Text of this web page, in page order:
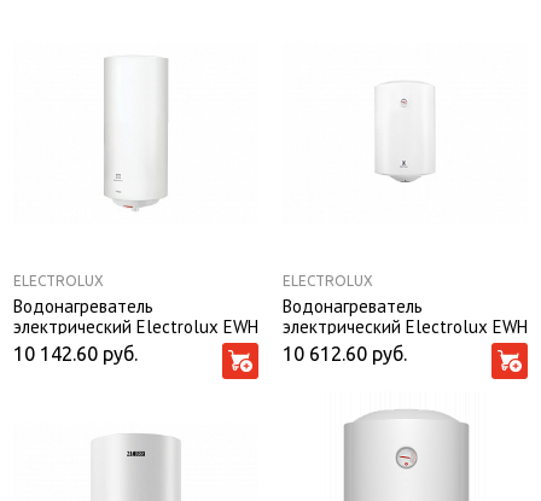
ELECTROLUX
Водонагреватель
электрический Electrolux EWH
80 Trend
10 142.60 руб.
ELECTROLUX
Водонагреватель
электрический Electrolux EWH
80 Quantum Pro
10 612.60 руб.